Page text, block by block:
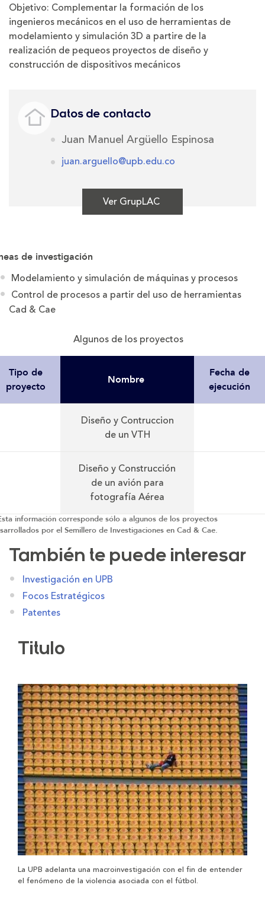
Objetivo: Complementar la formación de los
ingenieros mecánicos en el uso de herramientas de
modelamiento y simulación 3D a partire de la
realización de pequeos proyectos de diseño y
construcción de dispositivos mecánicos
Datos de contacto
Juan Manuel Argüello Espinosa
juan.arguello@upb.edu.co
Ver GrupLAC
de investigación
Modelamiento y simulación de máquinas y procesos
Control de procesos a partir del uso de herramientas
Cad & Cae
Algunos de los proyectos
Tipo de
proyecto
Nombre
Fecha de
ejecución
Diseño y Contruccion
de un VTH
Diseño y Construcción
de un avión para
fotografía Aérea
información corresponde sólo a algunos de los proyectos
por el Semillero de Investigaciones en Cad & Cae.
También te puede interesar
Investigación en UPB
Focos Estratégicos
Patentes
Titulo
La UPB adelanta una macroinvestigación con el fin de entender
el fenómeno de la violencia asociada con el fútbol.